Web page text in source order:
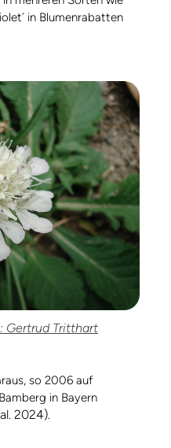
in Blumenrabatten
Gertrud Tritthart
so 2006 auf
in Bayern
2024).